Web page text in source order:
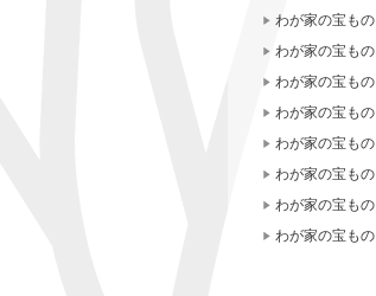
わが家の宝もの
わが家の宝もの
わが家の宝もの
わが家の宝もの
わが家の宝もの
わが家の宝もの
わが家の宝もの
わが家の宝もの